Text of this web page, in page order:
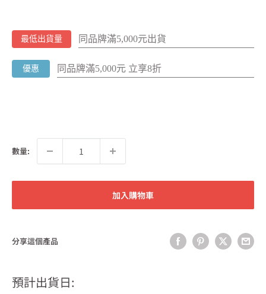
最低出貨量 同品牌滿5,000元出貨
優惠 同品牌滿5,000元 立享8折
數量:
加入購物車
分享這個產品
預計出貨日: